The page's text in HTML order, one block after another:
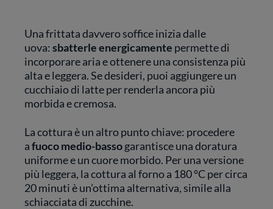
Una frittata davvero soffice inizia dalle
uova:sbatterle energicamente permette di
incorporare aria e ottenere una consistenza più
alta e leggera. Se desideri, puoi aggiungere un
cucchiaio di latte per renderla ancora più
morbida e cremosa.
La cottura è un altro punto chiave: procedere
afuoco medio-bassogarantisce una doratura
uniforme e un cuore morbido. Per una versione
più leggera, la cottura al forno a 180 °C per circa
20 minuti è un’ottima alternativa, simile alla
schiacciata di zucchine.